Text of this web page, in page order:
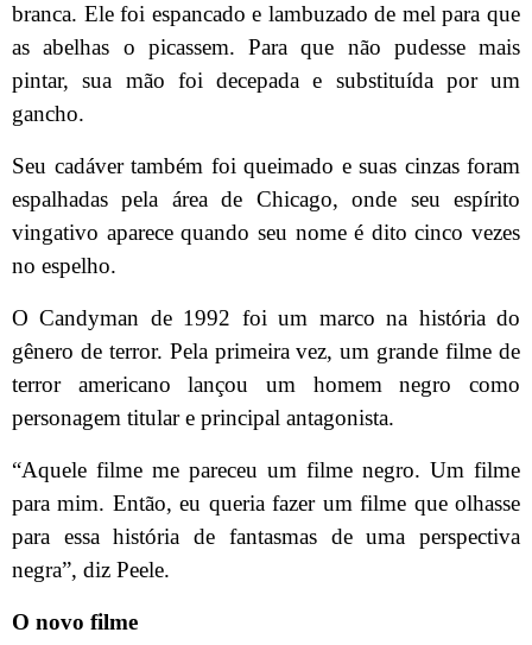
branca. Ele foi espancado e lambuzado de mel para que
as abelhas o picassem. Para que não pudesse mais
pintar, sua mão foi decepada e substituída por um
gancho.
Seu cadáver também foi queimado e suas cinzas foram
espalhadas pela área de Chicago, onde seu espírito
vingativo aparece quando seu nome é dito cinco vezes
no espelho.
O Candyman de 1992 foi um marco na história do
gênero de terror. Pela primeira vez, um grande filme de
terror americano lançou um homem negro como
personagem titular e principal antagonista.
“Aquele filme me pareceu um filme negro. Um filme
para mim. Então, eu queria fazer um filme que olhasse
para essa história de fantasmas de uma perspectiva
negra”, diz Peele.
O novo filme